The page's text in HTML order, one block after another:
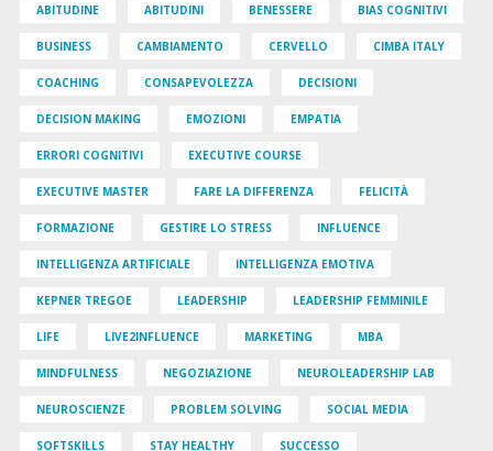
ABITUDINE ABITUDINI BENESSERE BIAS COGNITIVI
BUSINESS CAMBIAMENTO CERVELLO CIMBA ITALY
COACHING CONSAPEVOLEZZA DECISIONI
DECISION MAKING EMOZIONI EMPATIA
ERRORI COGNITIVI EXECUTIVE COURSE
EXECUTIVE MASTER FARE LA DIFFERENZA FELICITÀ
FORMAZIONE GESTIRE LO STRESS INFLUENCE
INTELLIGENZA ARTIFICIALE INTELLIGENZA EMOTIVA
KEPNER TREGOE LEADERSHIP LEADERSHIP FEMMINILE
LIFE LIVE2INFLUENCE MARKETING MBA
MINDFULNESS NEGOZIAZIONE NEUROLEADERSHIP LAB
NEUROSCIENZE PROBLEM SOLVING SOCIAL MEDIA
SOFTSKILLS STAY HEALTHY SUCCESSO